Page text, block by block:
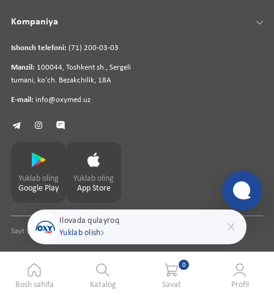
Ilovada qulayroq
Yuklab olish
Ishonch telefoni: (71) 200-03-03
Manzil: 100044, Toshkent sh., Sergeli
tumani, koʻch. Bezakchilik, 18A
E-mail: info@oxymed.uz
Kompaniya
Yuklab oling
Google Play
Yuklab oling
App Store
Sayt yaratuvchipharmit.uz
Bosh sahifa Katalog
0
Savat Profil